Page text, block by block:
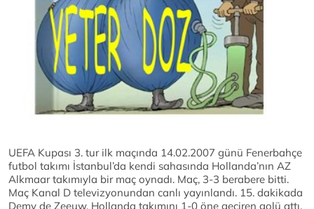
UEFA Kupası 3. tur ilk maçında 14.02.2007 günü Fenerbahçe
futbol takımı İstanbul’da kendi sahasında Hollanda’nın AZ
Alkmaar takımıyla bir maç oynadı. Maç, 3-3 berabere bitti.
Maç Kanal D televizyonundan canlı yayınlandı. 15. dakikada
Demy de Zeeuw, Hollanda takımını 1-0 öne geçiren golü attı.